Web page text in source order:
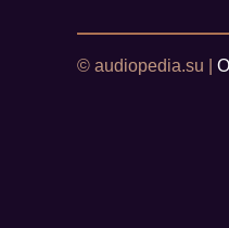
© audiopedia.su |